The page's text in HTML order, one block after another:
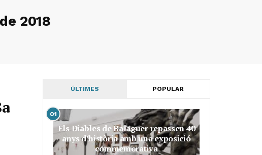
2018
ÚLTIMES POPULAR
01
Els Diables de Balaguer repassen 40
anys d’història amb una exposició
commemorativa